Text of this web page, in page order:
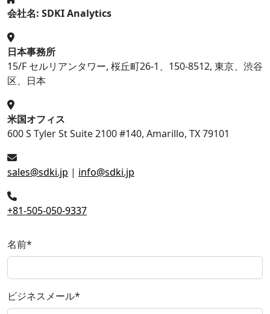
会社名: SDKI Analytics
日本事務所
15/F セルリアンタワー, 桜丘町26-1、150-8512, 東京、渋谷
区、日本
米国オフィス
600 S Tyler St Suite 2100 #140, Amarillo, TX 79101
sales@sdki.jp | info@sdki.jp
+81-505-050-9337
名前*
ビジネスメール*